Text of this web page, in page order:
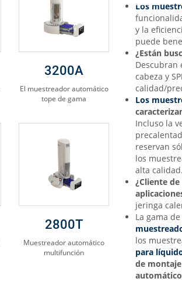
3200A
El muestreador automático
tope de gama
2800T
Muestreador automático
multifunción
Los
y la
puede
¿Están
Descubran
cabeza y
calidad/
Los
Incluso la
reservan
los
alta calidad.
¿Cliente
jeringa
La gama
los
para
de